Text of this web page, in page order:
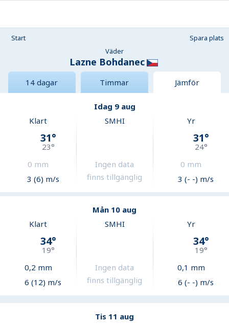
Start
Spara plats
Väder
Lazne Bohdanec
14 dagar Timmar Jämför
Idag 9 aug
Klart
31°
23°
0 mm
3 (6) m/s
SMHI
Ingen data
finns tillgänglig
Yr
31°
24°
0 mm
3 (- -) m/s
Mån 10 aug
Klart
34°
19°
0,2 mm
6 (12) m/s
SMHI
Ingen data
finns tillgänglig
Yr
34°
19°
0,1 mm
6 (- -) m/s
Tis 11 aug